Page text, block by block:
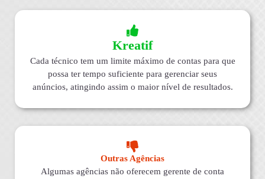
Kreatif
Cada técnico tem um limite máximo de contas para que
possa ter tempo suficiente para gerenciar seus
anúncios, atingindo assim o maior nível de resultados.
Outras Agências
Algumas agências não oferecem gerente de conta